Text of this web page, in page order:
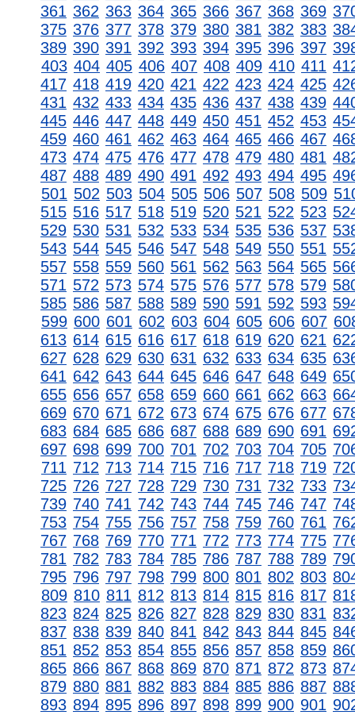
361 362 363 364 365 366 367 368 369
375 376 377 378 379 380 381 382 383
389 390 391 392 393 394 395 396 397
403 404 405 406 407 408 409 410 411
417 418 419 420 421 422 423 424 425
431 432 433 434 435 436 437 438 439
445 446 447 448 449 450 451 452 453
459 460 461 462 463 464 465 466 467
473 474 475 476 477 478 479 480 481
487 488 489 490 491 492 493 494 495
501 502 503 504 505 506 507 508 509
515 516 517 518 519 520 521 522 523
529 530 531 532 533 534 535 536 537
543 544 545 546 547 548 549 550 551
557 558 559 560 561 562 563 564 565
571 572 573 574 575 576 577 578 579
585 586 587 588 589 590 591 592 593
599 600 601 602 603 604 605 606 607
613 614 615 616 617 618 619 620 621
627 628 629 630 631 632 633 634 635
641 642 643 644 645 646 647 648 649
655 656 657 658 659 660 661 662 663
669 670 671 672 673 674 675 676 677
683 684 685 686 687 688 689 690 691
697 698 699 700 701 702 703 704 705
711 712 713 714 715 716 717 718 719
725 726 727 728 729 730 731 732 733
739 740 741 742 743 744 745 746 747
753 754 755 756 757 758 759 760 761
767 768 769 770 771 772 773 774 775
781 782 783 784 785 786 787 788 789
795 796 797 798 799 800 801 802 803
809 810 811 812 813 814 815 816 817
823 824 825 826 827 828 829 830 831
837 838 839 840 841 842 843 844 845
851 852 853 854 855 856 857 858 859
865 866 867 868 869 870 871 872 873
879 880 881 882 883 884 885 886 887
893 894 895 896 897 898 899 900 901